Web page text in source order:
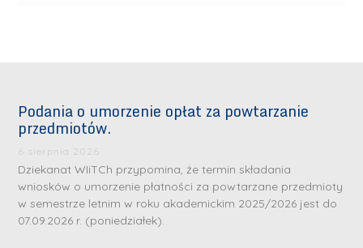
Podania o umorzenie opłat za powtarzanie
przedmiotów.
6 sierpnia 2026
Dziekanat WIiTCh przypomina, że termin składania
wniosków o umorzenie płatności za powtarzane przedmioty
w semestrze letnim w roku akademickim 2025/2026 jest do
07.09.2026 r. (poniedziałek).